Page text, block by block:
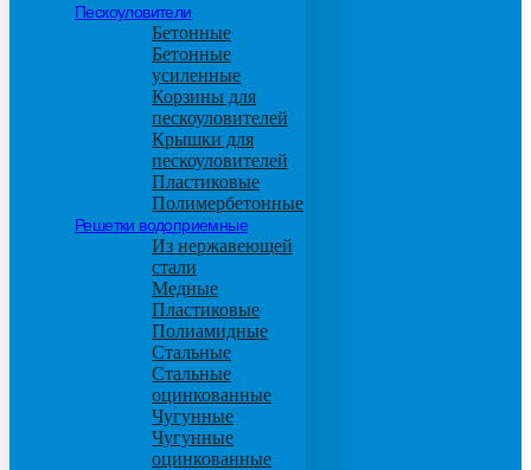
Пескоуловители
Бетонные
Бетонные
усиленные
Корзины для
пескоуловителей
Крышки для
пескоуловителей
Пластиковые
Полимербетонные
Решетки водоприемные
Из нержавеющей
стали
Медные
Пластиковые
Полиамидные
Стальные
Стальные
оцинкованные
Чугунные
Чугунные
оцинкованные